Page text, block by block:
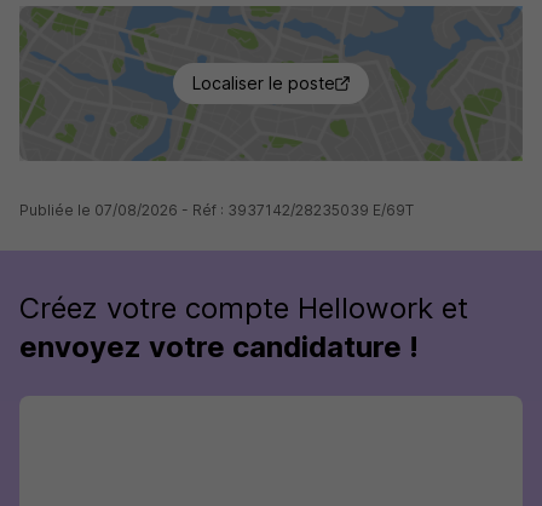
Localiser le poste
Publiée le 07/08/2026 - Réf : 3937142/28235039 E/69T
Créez votre compte Hellowork et
envoyez votre candidature !